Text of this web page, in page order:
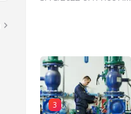
3